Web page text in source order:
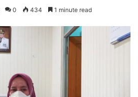
0 434 1 minute read